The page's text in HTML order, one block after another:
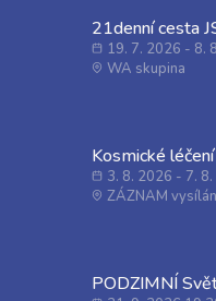
21denní cesta
19. 7. 2026 - 8.
WA skupina
Kosmické
3. 8. 2026 - 7.
ZÁZNAM
PODZIMNÍ